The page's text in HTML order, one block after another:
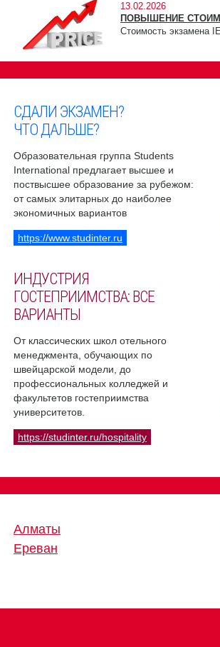
13.02.2026
ПОВЫШЕНИЕ
Стоимость экзамена
СДАЛИ ЭКЗАМЕН?
ЧТО ДАЛЬШЕ?
Образовательная группа Students
International предлагает высшее и
поствысшее образование за рубежом:
от самых элитарных до наиболее
экономичных вариантов
https://www.studinter.ru
ИНДУСТРИЯ
ГОСТЕПРИИМСТВА: ВСЕ
ВАРИАНТЫ
От классических школ отельного
менеджмента, обучающих по
швейцарской модели, до
профессиональных колледжей и
факультетов гостеприимства
университетов.
https://studinter.ru/hospitality
Алматы
Ереван